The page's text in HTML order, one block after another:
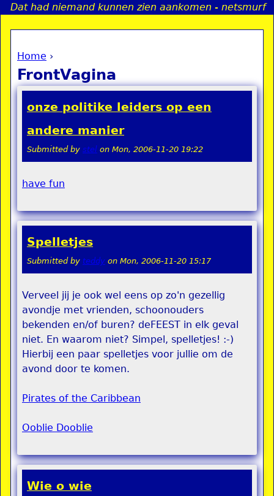
Jump to navigation
Dat had niemand kunnen zien aankomen - netsmurf
You are here
Home ›
FrontVagina
onze politike leiders op een
andere manier
Submitted by stel on Mon, 2006-11-20 19:22
have fun
Spelletjes
Submitted by teddy on Mon, 2006-11-20 15:17
Verveel jij je ook wel eens op zo'n gezellig
avondje met vrienden, schoonouders
bekenden en/of buren? deFEEST in elk geval
niet. En waarom niet? Simpel, spelletjes! :-)
Hierbij een paar spelletjes voor jullie om de
avond door te komen.
Pirates of the Caribbean
Ooblie Dooblie
Wie o wie